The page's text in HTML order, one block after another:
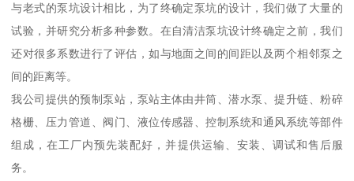
与老式的泵坑设计相比，为了终确定泵坑的设计，我们做了大量的
试验，并研究分析多种参数。在自清洁泵坑设计终确定之前，我们
还对很多系数进行了评估，如与地面之间的间距以及两个相邻泵之
间的距离等。
我公司提供的预制泵站，泵站主体由井筒、潜水泵、提升链、粉碎
格栅、压力管道、阀门、液位传感器、控制系统和通风系统等部件
组成，在工厂内预先装配好，并提供运输、安装、调试和售后服
务。